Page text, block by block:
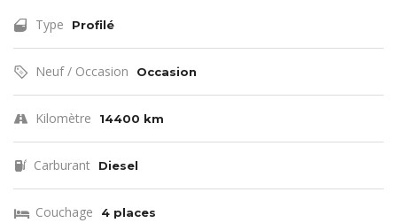
Type Profilé
Neuf / Occasion Occasion
Kilomètre 14400 km
Carburant Diesel
Couchage 4 places